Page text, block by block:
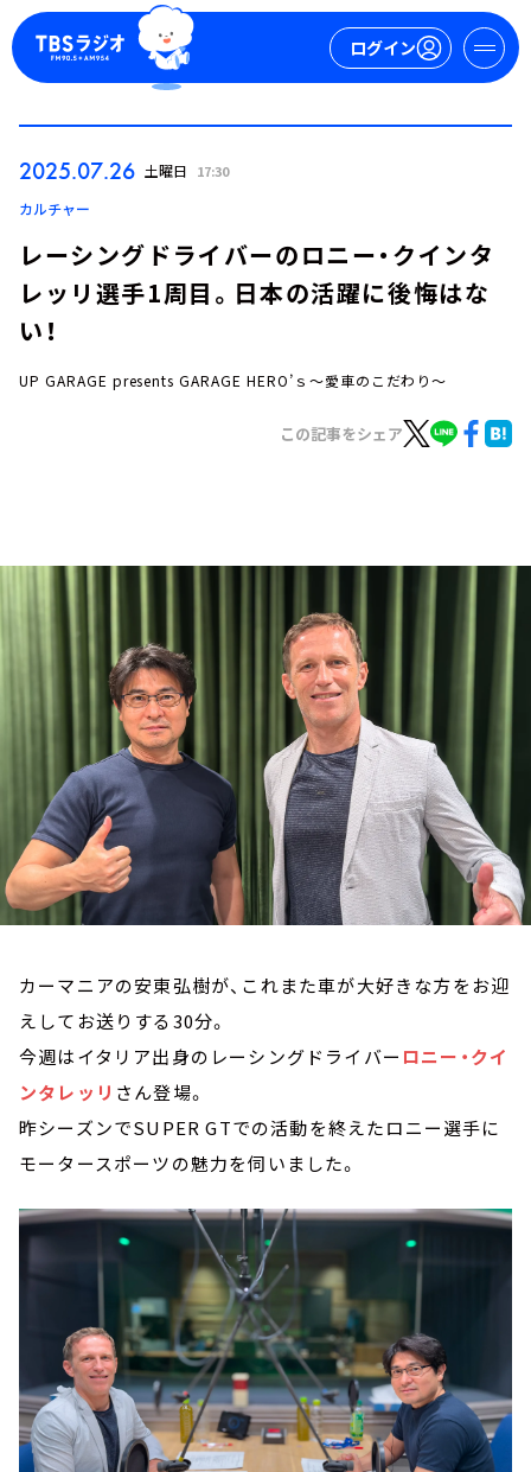
ログイン
イベント・グッズ
YouTube
会社情報
2025.07.26 土曜日 17:30
カルチャー
レーシングドライバーのロニー・クインタ
レッリ選手1周目。日本の活躍に後悔はな
い！
UP GARAGE presents GARAGE HERO’ｓ～愛車のこだわり～
この記事をシェア
カーマニアの安東弘樹が、これまた車が大好きな方をお迎
えしてお送りする30分。
今週はイタリア出身のレーシングドライバー ロニー・クイ
ンタレッリ さん登場。
昨シーズンでSUPER GTでの活動を終えたロニー選手に
モータースポーツの魅力を伺いました。